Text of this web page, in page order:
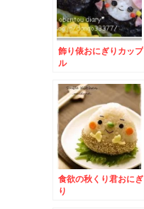
飾り俵おにぎりカップ
ル
食欲の秋くり君おにぎ
り